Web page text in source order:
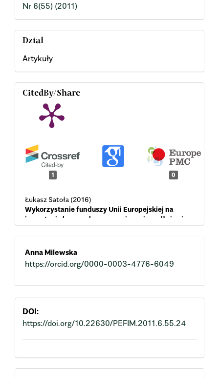
Nr 6(55) (2011)
Dział
Artykuły
CitedBy/Share
1 0
Łukasz Satoła (2016)
Wykorzystanie funduszy Unii Europejskiej na
inwestycje komunalne a ograniczanie zadłużenia
Europejskie, Finanse i Marketing,139.
10.22630/PEFIM.2016.15.64.13
Main
Article
Content
Anna Milewska
https://orcid.org/0000-0003-4776-6049
DOI:
https://doi.org/10.22630/PEFIM.2011.6.55.24